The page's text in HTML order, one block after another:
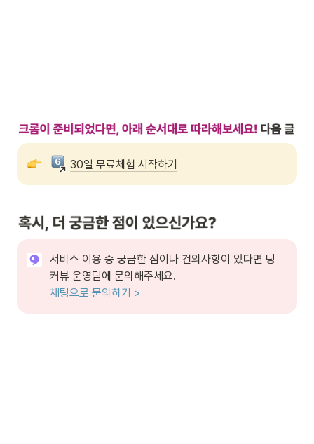
30일 무료체험 시작하기
서비스 이용 중 궁금한 점이나 건의사항이 있다면 팅
채팅으로 문의하기 >